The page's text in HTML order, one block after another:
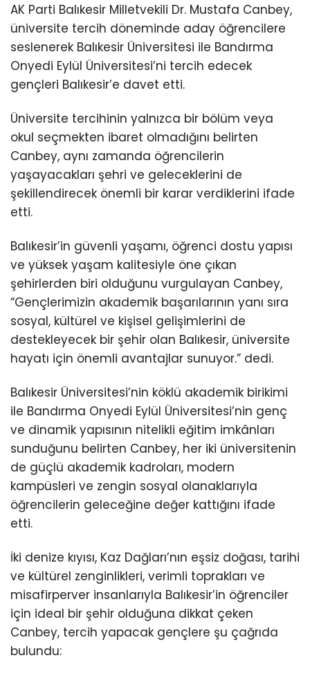
AK Parti Balıkesir Milletvekili Dr. Mustafa Canbey,
üniversite tercih döneminde aday öğrencilere
seslenerek Balıkesir Üniversitesi ile Bandırma
Onyedi Eylül Üniversitesi’ni tercih edecek
gençleri Balıkesir’e davet etti.
Üniversite tercihinin yalnızca bir bölüm veya
okul seçmekten ibaret olmadığını belirten
Canbey, aynı zamanda öğrencilerin
yaşayacakları şehri ve geleceklerini de
şekillendirecek önemli bir karar verdiklerini ifade
etti.
Balıkesir’in güvenli yaşamı, öğrenci dostu yapısı
ve yüksek yaşam kalitesiyle öne çıkan
şehirlerden biri olduğunu vurgulayan Canbey,
“Gençlerimizin akademik başarılarının yanı sıra
sosyal, kültürel ve kişisel gelişimlerini de
destekleyecek bir şehir olan Balıkesir, üniversite
hayatı için önemli avantajlar sunuyor.” dedi.
Balıkesir Üniversitesi’nin köklü akademik birikimi
ile Bandırma Onyedi Eylül Üniversitesi’nin genç
ve dinamik yapısının nitelikli eğitim imkânları
sunduğunu belirten Canbey, her iki üniversitenin
de güçlü akademik kadroları, modern
kampüsleri ve zengin sosyal olanaklarıyla
öğrencilerin geleceğine değer kattığını ifade
etti.
İki denize kıyısı, Kaz Dağları’nın eşsiz doğası, tarihi
ve kültürel zenginlikleri, verimli toprakları ve
misafirperver insanlarıyla Balıkesir’in öğrenciler
için ideal bir şehir olduğuna dikkat çeken
Canbey, tercih yapacak gençlere şu çağrıda
bulundu: